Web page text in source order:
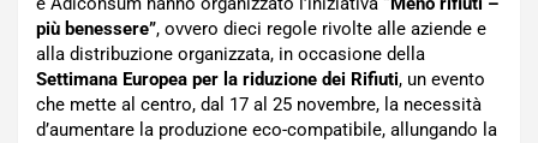
più benessere”, ovvero dieci regole rivolte alle aziende e
alla distribuzione organizzata, in occasione della
Settimana Europea per la riduzione dei Rifiuti, un evento
che mette al centro, dal 17 al 25 novembre, la necessità
d’aumentare la produzione eco-compatibile, allungando la